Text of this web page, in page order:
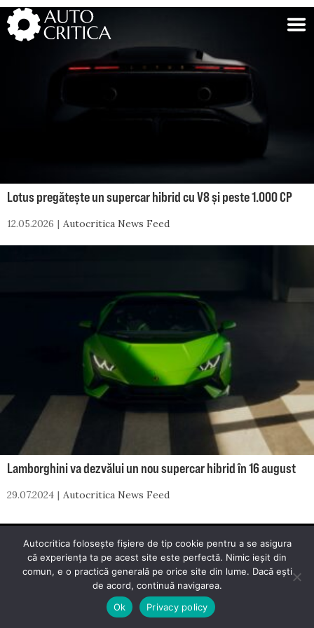
Skip
to
content
Lotus pregătește un supercar hibrid cu V8 și peste 1.000 CP
12.05.2026 Autocritica News Feed
Lamborghini va dezvălui un nou supercar hibrid în 16 august
29.07.2024 Autocritica News Feed
© 2026 Autocritica. Toate drepturile rezervate.
Autocritica este un proiect dezvoltat deMester Media.
Autocritica folosește fișiere de tip cookie pentru a se asigura
că experiența ta pe acest site este perfectă. Nimic ieșit din
comun, e o practică generală pe orice site din lume. Dacă ești
de acord, continuă navigarea.
Ok
Privacy policy